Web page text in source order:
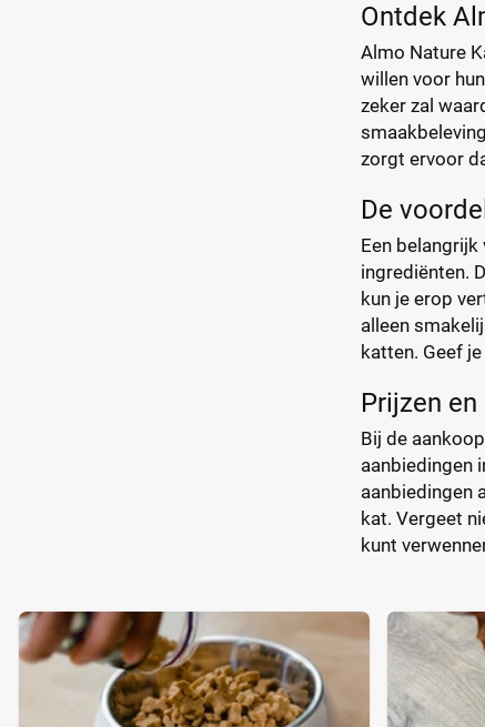
Ontdek
Almo Nature
willen voor
zeker zal
zorgt ervoor
De
Een
ingrediënten.
kun je erop
alleen
katten. Geef
Prijzen
Bij de
aanbiedingen
aanbiedingen
kat. Vergeet
kunt